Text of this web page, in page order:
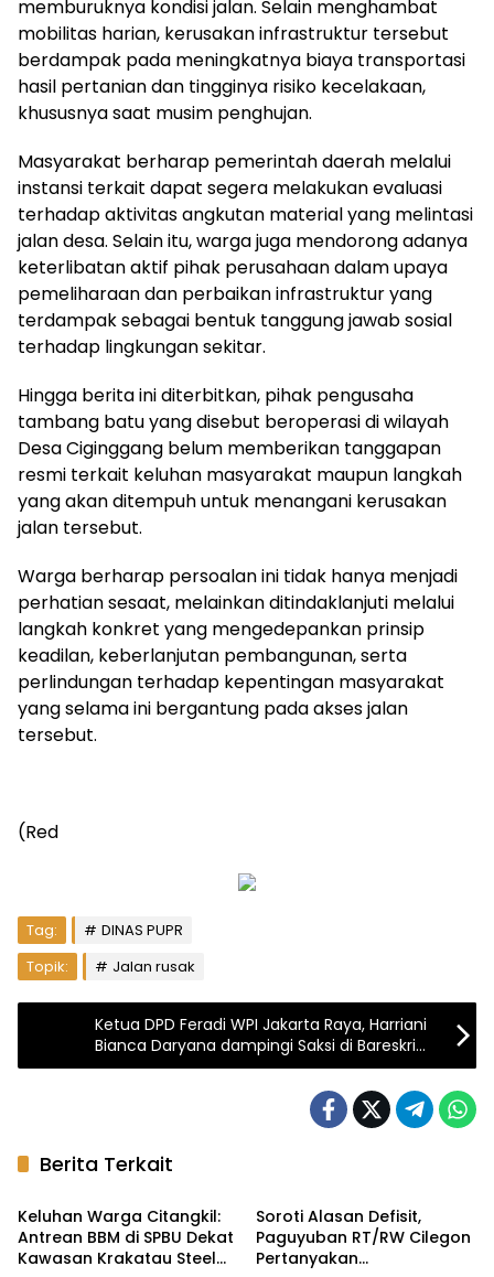
memburuknya kondisi jalan. Selain menghambat
mobilitas harian, kerusakan infrastruktur tersebut
berdampak pada meningkatnya biaya transportasi
hasil pertanian dan tingginya risiko kecelakaan,
khususnya saat musim penghujan.
Masyarakat berharap pemerintah daerah melalui
instansi terkait dapat segera melakukan evaluasi
terhadap aktivitas angkutan material yang melintasi
jalan desa. Selain itu, warga juga mendorong adanya
keterlibatan aktif pihak perusahaan dalam upaya
pemeliharaan dan perbaikan infrastruktur yang
terdampak sebagai bentuk tanggung jawab sosial
terhadap lingkungan sekitar.
Hingga berita ini diterbitkan, pihak pengusaha
tambang batu yang disebut beroperasi di wilayah
Desa Ciginggang belum memberikan tanggapan
resmi terkait keluhan masyarakat maupun langkah
yang akan ditempuh untuk menangani kerusakan
jalan tersebut.
Warga berharap persoalan ini tidak hanya menjadi
perhatian sesaat, melainkan ditindaklanjuti melalui
langkah konkret yang mengedepankan prinsip
keadilan, keberlanjutan pembangunan, serta
perlindungan terhadap kepentingan masyarakat
yang selama ini bergantung pada akses jalan
tersebut.
(Red
Tag:
DINAS PUPR
Topik:
Jalan rusak
Ketua DPD Feradi WPI Jakarta Raya, Harriani
Bianca Daryana dampingi Saksi di Bareskrim
Polri
Berita Terkait
Laporan Warga
Keluhan Warga Citangkil:
Antrean BBM di SPBU Dekat
Kawasan Krakatau Steel
Soroti Alasan Defisit,
Paguyuban RT/RW Cilegon
Pertanyakan
Advokasi & Persidangan